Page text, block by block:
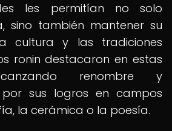
les permitían no solo
sino también mantener su
cultura y las tradiciones
ronin destacaron en estas
renombre y
por sus logros en campos
la cerámica o la poesía.